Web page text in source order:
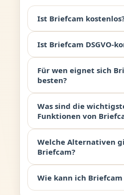
Ist Briefcam
Ist Briefcam DSGVO-
Für wen eignet sich
besten?
Was sind die
Funktionen von
Welche Alternativen
Briefcam?
Wie kann ich